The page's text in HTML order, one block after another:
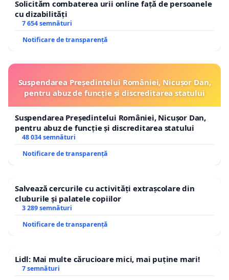
Solicităm combaterea urii online față de persoanele
cu dizabilități
7 654 semnături
Notificare de transparență
Suspendarea Președintelui României, Nicușor Dan,
pentru abuz de funcție și discreditarea statului
Suspendarea Președintelui României, Nicușor Dan,
pentru abuz de funcție și discreditarea statului
48 034 semnături
Notificare de transparență
Salvează cercurile cu activități extrașcolare din
cluburile și palatele copiilor
3 289 semnături
Notificare de transparență
Lidl: Mai multe cărucioare mici, mai puține mari!
7 semnături